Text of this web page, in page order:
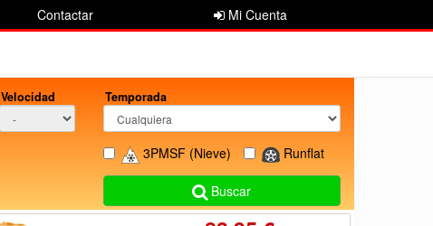
Contactar Mi Cuenta
Velocidad Temporada
3PMSF (Nieve) Runflat
Buscar